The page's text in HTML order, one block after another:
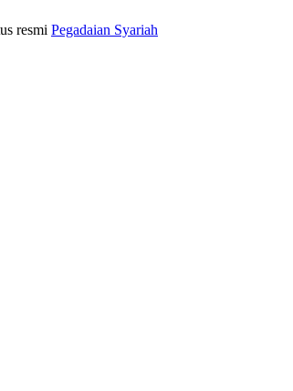
resmi Pegadaian Syariah
situs resmi